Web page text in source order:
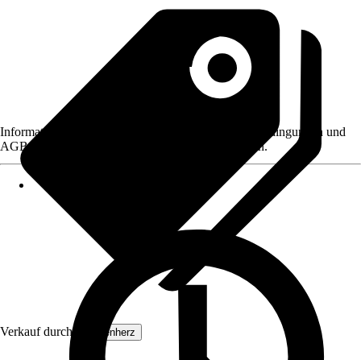
Verkauf durch: Exotenherz
Informationen des Verkäufers, wie z. B. Rückgabebedingungen und
AGB, finden Sie bei Klick auf den Verkäufernamen.